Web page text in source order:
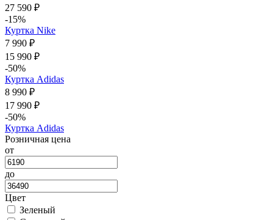
27 590 ₽
-15%
Куртка Nike
7 990 ₽
15 990 ₽
-50%
Куртка Adidas
8 990 ₽
17 990 ₽
-50%
Куртка Adidas
Розничная цена
от
до
Цвет
Зеленый